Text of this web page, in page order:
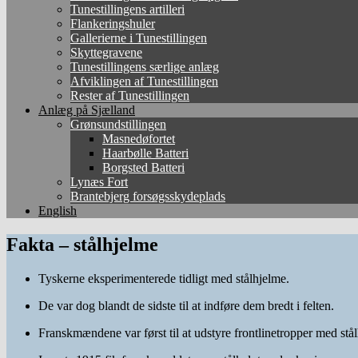
Tunestillingens artilleri
Flankeringshuler
Gallerierne i Tunestillingen
Skyttegravene
Tunestillingens særlige anlæg
Afviklingen af Tunestillingen
Rester af Tunestillingen
Anlæg på Sjælland
Grønsundstillingen
Masnedøfortet
Haarbølle Batteri
Borgsted Batteri
Lynæs Fort
Brantebjerg forsøgsskydeplads
English
Fakta – stålhjelme
Tyskerne eksperimenterede tidligt med stålhjelme.
De var dog blandt de sidste til at indføre dem bredt i felten.
Franskmændene var først til at udstyre frontlinetropper med